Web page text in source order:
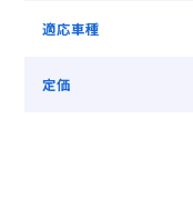
適応車種
定価